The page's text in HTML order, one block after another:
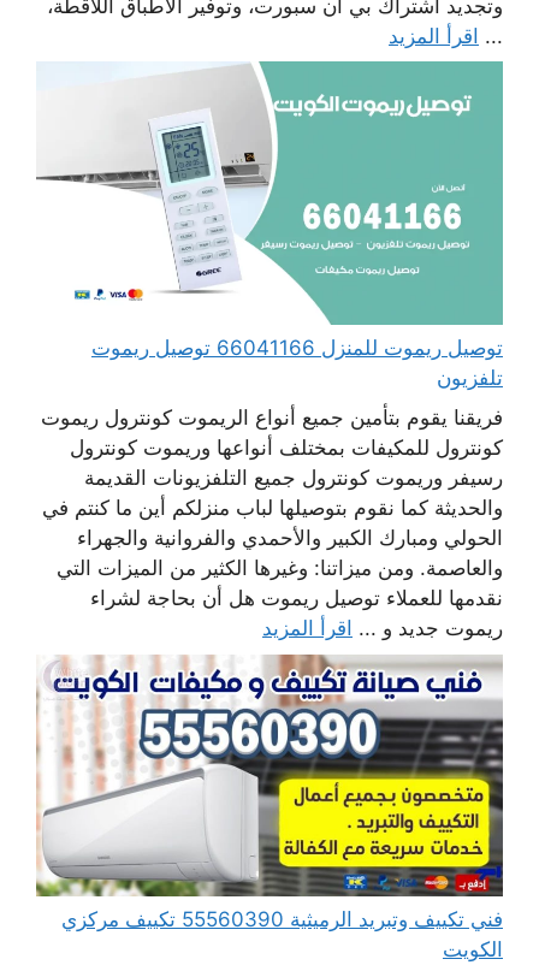
وتجديد اشتراك بي أن سبورت، وتوفير الأطباق اللاقطة،
... اقرأ المزيد
توصيل ريموت للمنزل 66041166 توصيل ريموت
تلفزيون
فريقنا يقوم بتأمين جميع أنواع الريموت كونترول ريموت
كونترول للمكيفات بمختلف أنواعها وريموت كونترول
رسيفر وريموت كونترول جميع التلفزيونات القديمة
والحديثة كما نقوم بتوصيلها لباب منزلكم أين ما كنتم في
الحولي ومبارك الكبير والأحمدي والفروانية والجهراء
والعاصمة. ومن ميزاتنا: وغيرها الكثير من الميزات التي
نقدمها للعملاء توصيل ريموت هل أن بحاجة لشراء
ريموت جديد و ... اقرأ المزيد
فني تكييف وتبريد الرميثية 55560390 تكييف مركزي
الكويت